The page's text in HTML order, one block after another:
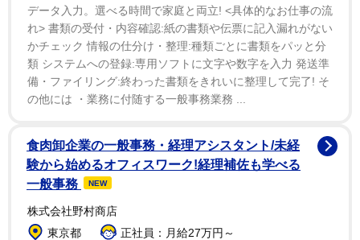
の方々に何らかの解答を示すことができて何よりです
し、彼らの心の整理につながればと思います。彼には人
生がありました。それがここツインズバーグで終わった
のです。誰かに命を奪われるかたちで」と話した。
キーは最初期のオージェイズのギタリストでソングライ
ターでした。彼は私たちと共にクリーブランドから外に
飛び出し、ロサンゼルスへと旅立ちましたが、恋仲だっ
た地元の女性と離れる事が耐えられず少ししてまたクリ
ーブランドへと戻ったのです。それが1960年代半ばのこ
データ入力。選べる時間で家庭と両立! <具体的なお仕事の流
れ> 書類の受付・内容確認:紙の書類や伝票に記入漏れがない
かチェック 情報の仕分け・整理:種類ごとに書類をパッと分
類 システムへの登録:専用ソフトに文字や数字を入力 発送準
備・ファイリング:終わった書類をきれいに整理して完了! そ
の他には ・業務に付随する一般事務業務 ...
食肉卸企業の一般事務・経理アシスタント/未経
験から始めるオフィスワーク!経理補佐も学べる
一般事務
NEW
株式会社野村商店
東京都
正社員：月給27万円～